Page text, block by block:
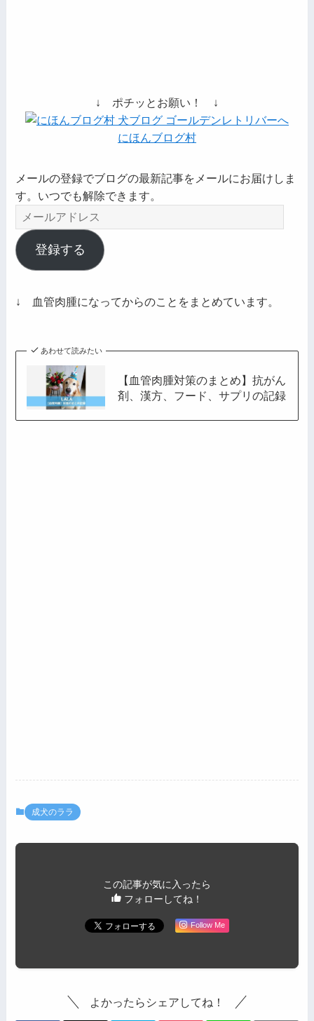
↓ ポチッとお願い！ ↓
にほんブログ村
メールの登録でブログの最新記事をメールにお届けしま
す。いつでも解除できます。
ー
ル
ア
レ
登録する
↓ 血管肉腫になってからのことをまとめています。
あわせて読みたい
【血管肉腫対策のまとめ】抗がん
剤、漢方、フード、サプリの記録
成犬のララ
この記事が気に入ったら
フォローしてね！
Follow Me
よかったらシェアしてね！